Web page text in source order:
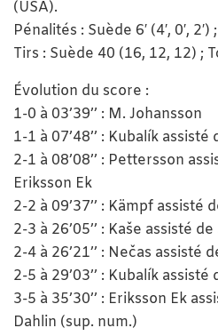
(USA).
Pénalités : Suède 6′ (4′, 0′, 2′)
Tirs : Suède 40 (16, 12, 12) ;
Évolution du score :
1-0 à 03’39’’ : M. Johansson
1-1 à 07’48’’ : Kubalík
2-1 à 08’08’’ : Pettersson
Eriksson Ek
2-2 à 09’37’’ : Kämpf assisté
2-3 à 26’05’’ : Kaše assisté
2-4 à 26’21’’ : Nečas assisté
2-5 à 29’03’’ : Kubalík
3-5 à 35’30’’ : Eriksson Ek
Dahlin (sup. num.)